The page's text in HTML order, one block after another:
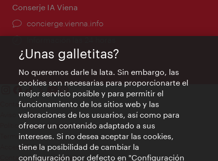
Conserje IA Viena
concierge.vienna.info
Contacto
Aviso legal
Política de privacidad de datos
Terms of Use
Accesibilidad
Contacto para la prensa
¿Unas galletitas?
No queremos darle la lata. Sin embargo, las
cookies son necesarias para proporcionarte el
mejor servicio posible y para permitir el
funcionamiento de los sitios web y las
valoraciones de los usuarios, así como para
ofrecer un contenido adaptado a sus
intereses. Si no desea aceptar las cookies,
tiene la posibilidad de cambiar la
configuración por defecto en "Configuración